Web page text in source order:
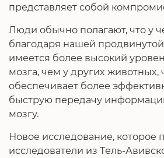
представляет собой
Люди обычно полагают, что у
благодаря нашей
имеется более высокий
мозга, чем у других животных,
обеспечивает более
быструю передачу
мозгу.
Новое исследование, которое
исследователи из Тель-